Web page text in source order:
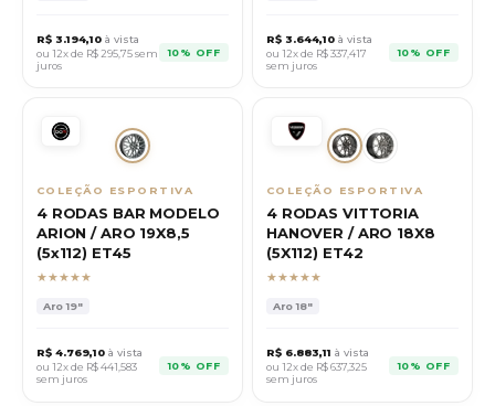
R$ 3.194,10 à vista
ou 12x de R$ 295,75sem
juros
10% OFF
R$ 3.644,10 à vista
ou 12x de R$337,417
sem juros
10% OFF
COLEÇÃO ESPORTIVA
4 RODAS BAR MODELO
ARION / ARO 19X8,5
(5x112) ET45
★★★★★
Aro19"
R$ 4.769,10 à vista
ou 12x de R$441,583
sem juros
10% OFF
COLEÇÃO ESPORTIVA
4 RODAS VITTORIA
HANOVER / ARO 18X8
(5X112) ET42
★★★★★
Aro18"
R$ 6.883,11 à vista
ou 12x de R$637,325
sem juros
10% OFF